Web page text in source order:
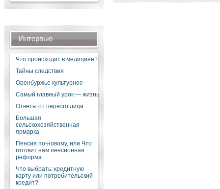
Интервью
Что происходит в медицине?
Тайны следствия
Оренбуржье культурное
Самый главный урок — жизнь
Ответы от первого лица
Большая
сельскохозяйственная
ярмарка
Пенсия по-новому, или Что
готовит нам пенсионная
реформа
Что выбрать: кредитную
карту или потребительский
кредит?